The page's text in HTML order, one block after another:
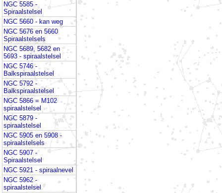
NGC 5585 -
Spiraalstelsel
NGC 5660 - kan weg
NGC 5676 en 5660
Spiraalstelsels
NGC 5689, 5682 en
5693 - spiraalstelsel
NGC 5746 -
Balkspiraalstelsel
NGC 5792 -
Balkspiraalstelsel
NGC 5866 = M102
spiraalstelsel
NGC 5879 -
spiraalstelsel
NGC 5905 en 5908 -
spiraalstelsels
NGC 5907 -
Spiraalstelsel
NGC 5921 - spiraalnevel
NGC 5962 -
spiraalstelsel